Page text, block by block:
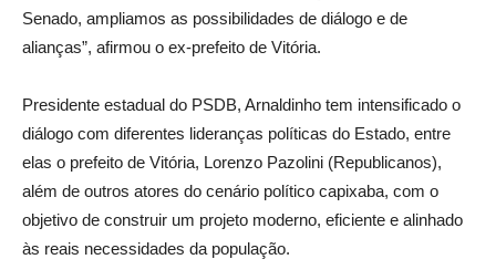
Senado, ampliamos as possibilidades de diálogo e de
alianças”, afirmou o ex-prefeito de Vitória.
Presidente estadual do PSDB, Arnaldinho tem intensificado o
diálogo com diferentes lideranças políticas do Estado, entre
elas o prefeito de Vitória, Lorenzo Pazolini (Republicanos),
além de outros atores do cenário político capixaba, com o
objetivo de construir um projeto moderno, eficiente e alinhado
às reais necessidades da população.